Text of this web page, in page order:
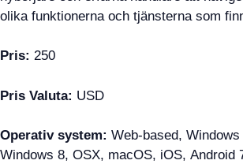
olika funktionerna och tjänsterna som
Pris: 250
Pris Valuta: USD
Operativ system: Web-based,
Windows 8, OSX, macOS, iOS, Android